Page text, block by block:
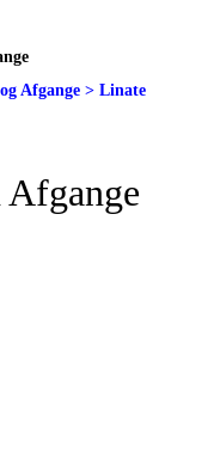
Afgange > Linate